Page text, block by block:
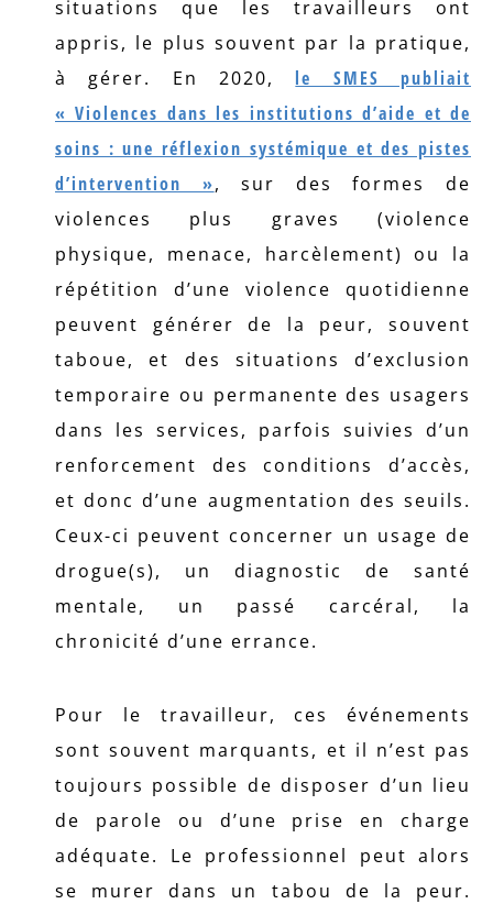
situations que les travailleurs ont
appris, le plus souvent par la pratique,
à gérer. En 2020, le SMES publiait
« Violences dans les institutions d’aide et de
soins : une réflexion systémique et des pistes
d’intervention », sur des formes de
violences plus graves (violence
physique, menace, harcèlement) ou la
répétition d’une violence quotidienne
peuvent générer de la peur, souvent
taboue, et des situations d’exclusion
temporaire ou permanente des usagers
dans les services, parfois suivies d’un
renforcement des conditions d’accès,
et donc d’une augmentation des seuils.
Ceux-ci peuvent concerner un usage de
drogue(s), un diagnostic de santé
mentale, un passé carcéral, la
chronicité d’une errance.
Pour le travailleur, ces événements
sont souvent marquants, et il n’est pas
toujours possible de disposer d’un lieu
de parole ou d’une prise en charge
adéquate. Le professionnel peut alors
se murer dans un tabou de la peur.